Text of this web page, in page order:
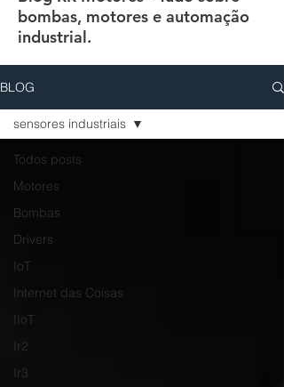
bombas, motores e automação
industrial.
BLOG
Todos posts
Motores
Bombas
Drivers
IoT
Internet das Coisas
IIoT
Ir2
Ir3
sensores industriais